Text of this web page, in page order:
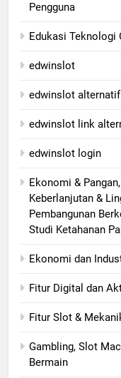
Pengguna
Edukasi Teknologi
edwinslot
edwinslot alternatif
edwinslot link
edwinslot login
Ekonomi &
Keberlanjutan &
Pembangunan
Studi Ketahanan
Ekonomi dan
Fitur Digital dan
Fitur Slot &
Gambling, Slot
Bermain